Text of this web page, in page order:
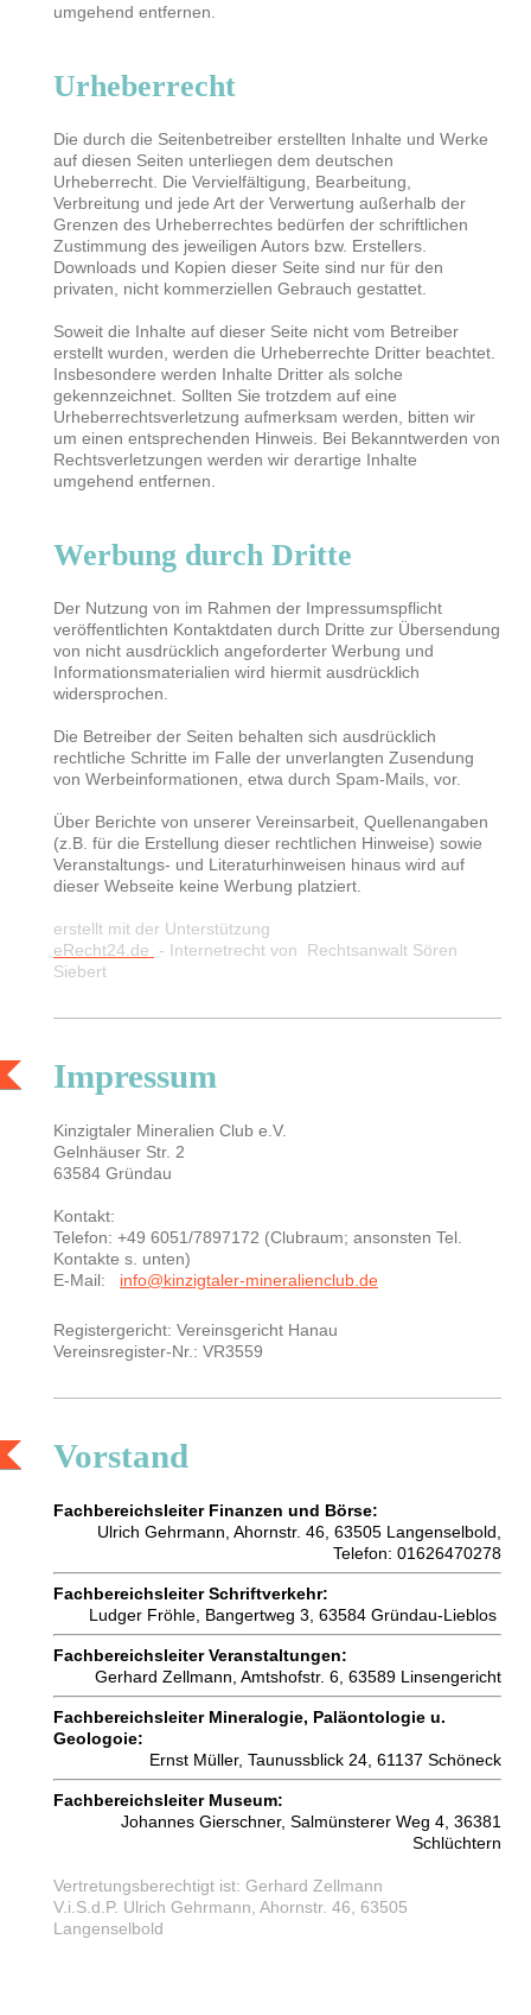
umgehend entfernen.
Urheberrecht
Die durch die Seitenbetreiber erstellten Inhalte und Werke
auf diesen Seiten unterliegen dem deutschen
Urheberrecht. Die Vervielfältigung, Bearbeitung,
Verbreitung und jede Art der Verwertung außerhalb der
Grenzen des Urheberrechtes bedürfen der schriftlichen
Zustimmung des jeweiligen Autors bzw. Erstellers.
Downloads und Kopien dieser Seite sind nur für den
privaten, nicht kommerziellen Gebrauch gestattet.
Soweit die Inhalte auf dieser Seite nicht vom Betreiber
erstellt wurden, werden die Urheberrechte Dritter beachtet.
Insbesondere werden Inhalte Dritter als solche
gekennzeichnet. Sollten Sie trotzdem auf eine
Urheberrechtsverletzung aufmerksam werden, bitten wir
um einen entsprechenden Hinweis. Bei Bekanntwerden von
Rechtsverletzungen werden wir derartige Inhalte
umgehend entfernen.
Werbung durch Dritte
Der Nutzung von im Rahmen der Impressumspflicht
veröffentlichten Kontaktdaten durch Dritte zur Übersendung
von nicht ausdrücklich angeforderter Werbung und
Informationsmaterialien wird hiermit ausdrücklich
widersprochen.
Die Betreiber der Seiten behalten sich ausdrücklich
rechtliche Schritte im Falle der unverlangten Zusendung
von Werbeinformationen, etwa durch Spam-Mails, vor.
Über Berichte von unserer Vereinsarbeit, Quellenangaben
(z.B. für die Erstellung dieser rechtlichen Hinweise) sowie
Veranstaltungs- und Literaturhinweisen hinaus wird auf
dieser Webseite keine Werbung platziert.
erstellt mit der Unterstützung
eRecht24.de
- Internetrecht von
Rechtsanwalt Sören
Siebert
Impressum
Kinzigtaler Mineralien Club e.V.
Gelnhäuser Str. 2
63584 Gründau
Kontakt:
Telefon: +49 6051/7897172 (Clubraum; ansonsten Tel.
Kontakte s. unten)
E-Mail: info@kinzigtaler-mineralienclub.de
Registergericht: Vereinsgericht Hanau
Vereinsregister-Nr.: VR3559
Vorstand
Fachbereichsleiter Finanzen und Börse:
Ulrich Gehrmann, Ahornstr. 46, 63505 Langenselbold,
Telefon: 01626470278
Fachbereichsleiter Schriftverkehr:
Ludger Fröhle, Bangertweg 3, 63584 Gründau-Lieblos
Fachbereichsleiter Veranstaltungen:
Gerhard Zellmann, Amtshofstr. 6, 63589 Linsengericht
Fachbereichsleiter Mineralogie, Paläontologie u.
Geologoie:
Ernst Müller, Taunussblick 24, 61137 Schöneck
Fachbereichsleiter Museum:
Johannes Gierschner, Salmünsterer Weg 4, 36381
Schlüchtern
Vertretungsberechtigt ist: Gerhard Zellmann
V.i.S.d.P. Ulrich Gehrmann, Ahornstr. 46, 63505
Langenselbold